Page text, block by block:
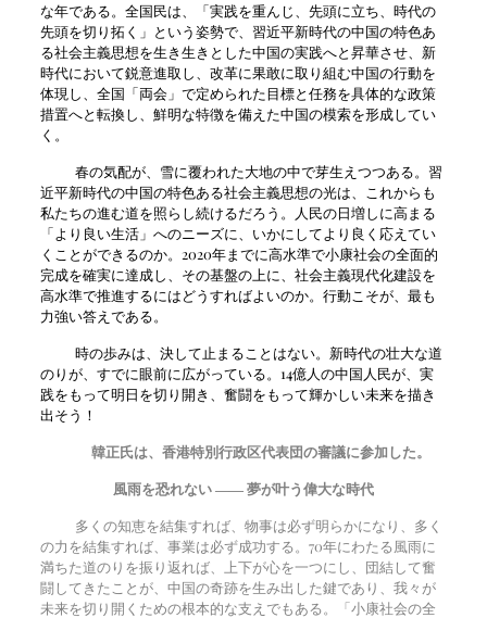
な年である。全国民は、「実践を重んじ、先頭に立ち、時代の
先頭を切り拓く」という姿勢で、習近平新時代の中国の特色あ
る社会主義思想を生き生きとした中国の実践へと昇華させ、新
時代において鋭意進取し、改革に果敢に取り組む中国の行動を
体現し、全国「両会」で定められた目標と任務を具体的な政策
措置へと転換し、鮮明な特徴を備えた中国の模索を形成してい
く。
春の気配が、雪に覆われた大地の中で芽生えつつある。習
近平新時代の中国の特色ある社会主義思想の光は、これからも
私たちの進む道を照らし続けるだろう。人民の日増しに高まる
「より良い生活」へのニーズに、いかにしてより良く応えてい
くことができるのか。2020年までに高水準で小康社会の全面的
完成を確実に達成し、その基盤の上に、社会主義現代化建設を
高水準で推進するにはどうすればよいのか。行動こそが、最も
力強い答えである。
時の歩みは、決して止まることはない。新時代の壮大な道
のりが、すでに眼前に広がっている。14億人の中国人民が、実
践をもって明日を切り開き、奮闘をもって輝かしい未来を描き
出そう！
韓正氏は、香港特別行政区代表団の審議に参加した。
風雨を恐れない―― 夢が叶う偉大な時代
多くの知恵を結集すれば、物事は必ず明らかになり、多く
の力を結集すれば、事業は必ず成功する。70年にわたる風雨に
満ちた道のりを振り返れば、上下が心を一つにし、団結して奮
闘してきたことが、中国の奇跡を生み出した鍵であり、我々が
未来を切り開くための根本的な支えでもある。「小康社会の全